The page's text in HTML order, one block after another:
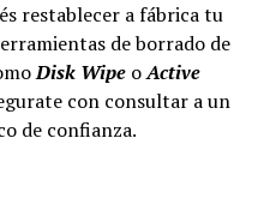
restablecer a fábrica tu
de borrado de
Disk Wipe oActive
con consultar a un
de confianza.